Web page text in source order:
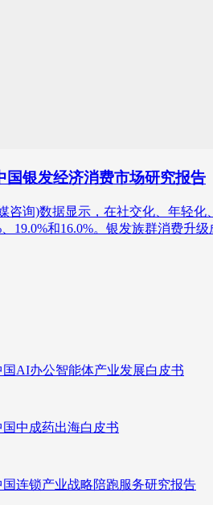
国银发经济消费市场研究报告
媒咨询)数据显示，在社交化、年轻
19.0%和16.0%。银发族群消费升
国AI办公智能体产业发展白皮书
国中成药出海白皮书
国连锁产业战略陪跑服务研究报告